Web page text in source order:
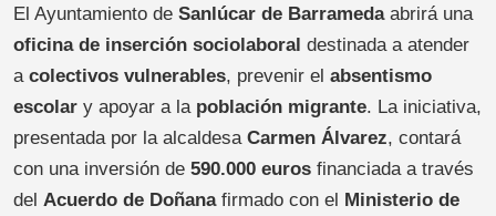
El Ayuntamiento de Sanlúcar de Barramedaabrirá una
oficina de inserción sociolaboral destinada a atender
a colectivos vulnerables, prevenir el absentismo
escolar y apoyar a la población migrante. La iniciativa,
presentada por la alcaldesa Carmen Álvarez, contará
con una inversión de 590.000 euros financiada a través
del Acuerdo de Doñanafirmado con el Ministerio de